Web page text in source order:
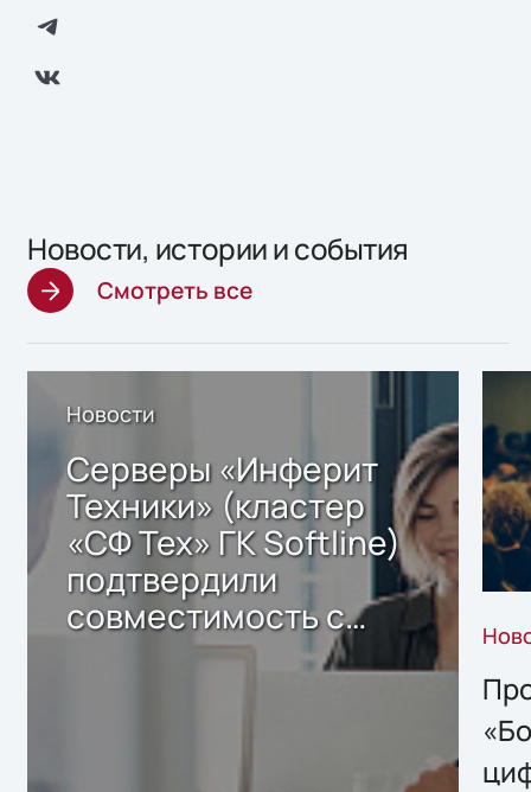
Новости, истории и события
Смотреть все
Новости
Серверы «Инферит
Техники» (кластер
«СФ Тех» ГК Softline)
подтвердили
совместимость с
решением Sharx